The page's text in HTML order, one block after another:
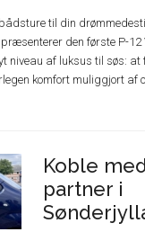
til din
den første P-12
niveau af luksus til søs:
komfort muliggjort af
Koble
partner i